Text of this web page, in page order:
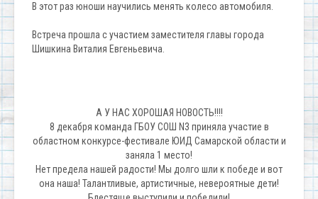
В этот раз юноши научились менять колесо автомобиля.
Встреча прошла с участием заместителя главы города
Шишкина Виталия Евгеньевича.
А У НАС ХОРОШАЯ НОВОСТЬ!!!!
8 декабря команда ГБОУ СОШ N3 приняла участие в
областном конкурсе-фестивале ЮИД Самарской области и
заняла 1 место!
Нет предела нашей радости! Мы долго шли к победе и вот
она наша! Талантливые, артистичные, невероятные дети!